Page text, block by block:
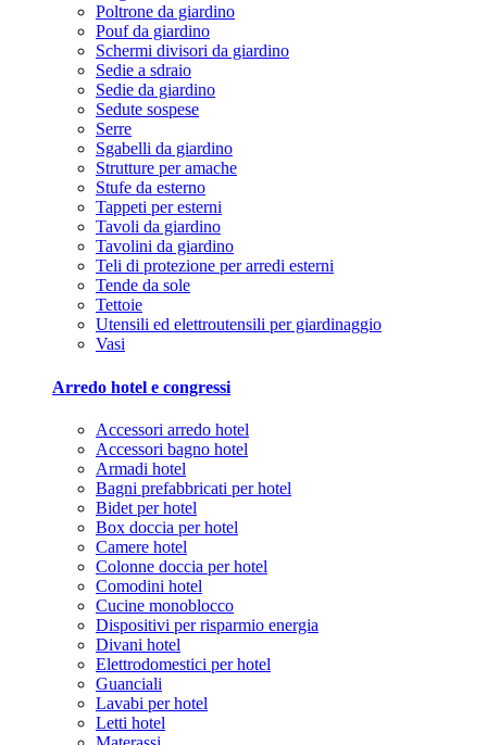
Poltrone da giardino
Pouf da giardino
Schermi divisori da giardino
Sedie a sdraio
Sedie da giardino
Sedute sospese
Serre
Sgabelli da giardino
Strutture per amache
Stufe da esterno
Tappeti per esterni
Tavoli da giardino
Tavolini da giardino
Teli di protezione per arredi esterni
Tende da sole
Tettoie
Utensili ed elettroutensili per giardinaggio
Vasi
Arredo hotel e congressi
Accessori arredo hotel
Accessori bagno hotel
Armadi hotel
Bagni prefabbricati per hotel
Bidet per hotel
Box doccia per hotel
Camere hotel
Colonne doccia per hotel
Comodini hotel
Cucine monoblocco
Dispositivi per risparmio energia
Divani hotel
Elettrodomestici per hotel
Guanciali
Lavabi per hotel
Letti hotel